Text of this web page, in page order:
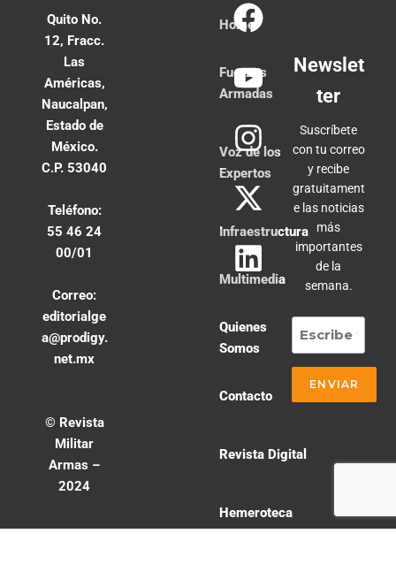
Quito No.
12, Fracc.
Las
Américas,
Naucalpan,
Estado de
México.
C.P. 53040
Teléfono:
55 46 24
00/01
Correo:
editorialge
a@prodigy.
net.mx
© Revista
Militar
Armas –
2024
Home
Fuerzas
Armadas
Voz de los
Expertos
Infraestructura
Multimedia
Quienes
Somos
Contacto
Revista Digital
Hemeroteca
Newslet
ter
Suscríbete
con tu correo
y recibe
gratuitament
e las noticias
más
importantes
de la
semana.